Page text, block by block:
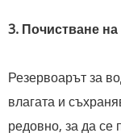
3. Почистване
Резервоарът за
влагата и
редовно, за да се